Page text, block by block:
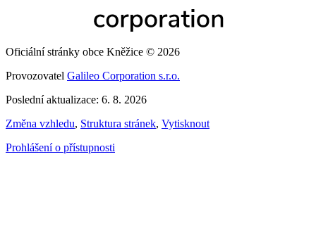
Oficiální stránky obce Kněžice © 2026
Provozovatel Galileo Corporation s.r.o.
Poslední aktualizace: 6. 8. 2026
Změna vzhledu, Struktura stránek, Vytisknout
Prohlášení o přístupnosti